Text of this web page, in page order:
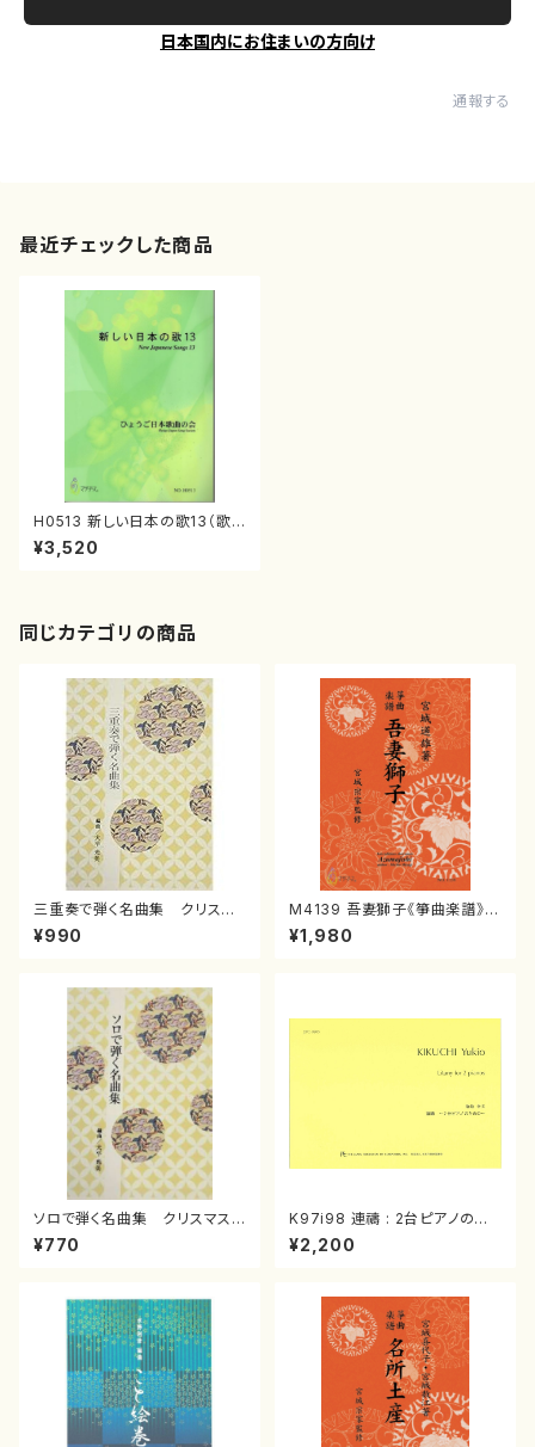
日本国内にお住まいの方向け
通報する
最近チェックした商品
H0513 新しい日本の歌13（歌
曲/ひょうご日本歌曲の会（大久
夏織、神谷依香、白井淳子、古瀬
¥3,520
同じカテゴリの商品
三重奏で弾く名曲集 クリスマ
スメドレー( 箏2/大平光美 編
曲/楽譜）
¥990
M4139 吾妻獅子《箏曲楽譜》
（箏/宮城道雄著・宮城宗家監修/
箏曲古典楽譜）
¥1,980
ソロで弾く名曲集 クリスマス・
イブ／恋人がサンタクロース(
箏独奏 /大平光美 編曲/楽
¥770
K97i98 連禱 : 2台ピアノのた
めの（2 Pianos / 菊池 幸夫 /
楽譜）
¥2,200